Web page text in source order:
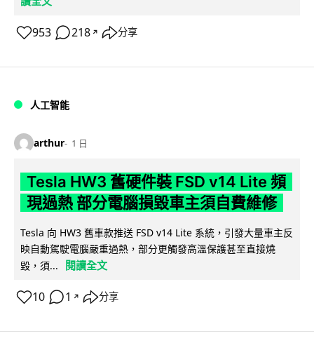
953 218 ↗ 分享
人工智能
arthur 1 日
Tesla HW3 舊硬件裝 FSD v14 Lite 頻
現過熱 部分電腦損毀車主須自費維修
Tesla 向 HW3 舊車款推送 FSD v14 Lite 系統，引發大量車主反
映自動駕駛電腦嚴重過熱，部分更觸發高溫保護甚至直接燒
毀，須...
閱讀全文
10 1 ↗ 分享